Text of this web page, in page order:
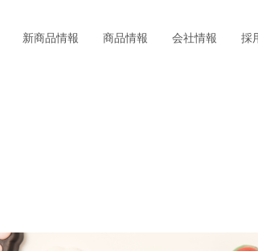
新商品情報 商品情報 会社情報 採